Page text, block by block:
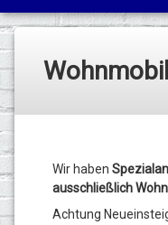
Wir haben
ausschließlich
Achtung